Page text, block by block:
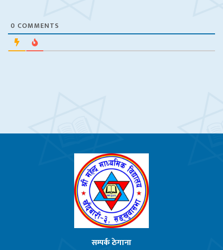
0 COMMENTS
सम्पर्क ठेगाना